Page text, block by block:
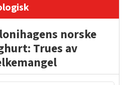
norske
Trues av